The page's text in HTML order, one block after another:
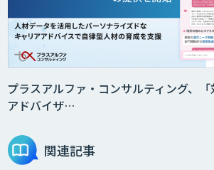
プラスアルファ・コンサルティング、
アドバイザ…
関連記事